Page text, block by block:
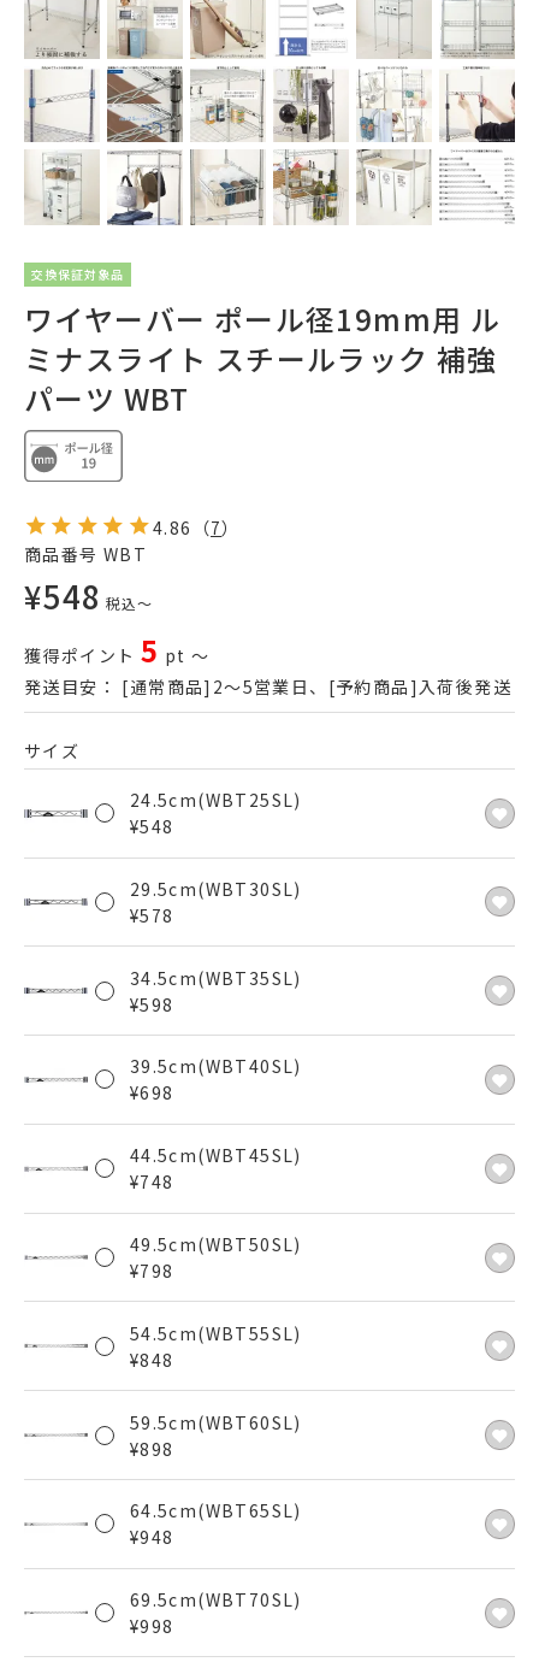
交換保証対象品
ワイヤーバー ポール径19mm用 ル
ミナスライト スチールラック 補強
パーツ WBT
4.86 （7）
商品番号 WBT
¥548 税込〜
獲得ポイント 5 pt 〜
発送目安： [通常商品]2～5営業日、[予約商品]入荷後発送
サイズ
24.5cm(WBT25SL)
¥548
29.5cm(WBT30SL)
¥578
34.5cm(WBT35SL)
¥598
39.5cm(WBT40SL)
¥698
44.5cm(WBT45SL)
¥748
49.5cm(WBT50SL)
¥798
54.5cm(WBT55SL)
¥848
59.5cm(WBT60SL)
¥898
64.5cm(WBT65SL)
¥948
69.5cm(WBT70SL)
¥998